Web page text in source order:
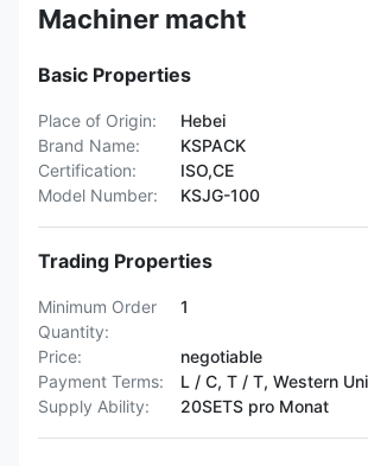
Machiner macht
Basic Properties
Place of Origin:
Hebei
Brand Name:
KSPACK
Certification:
ISO,CE
Model Number:
KSJG-100
Trading Properties
Minimum Order
Quantity:
1
Price:
negotiable
Payment Terms:
L / C, T / T, Western
Supply Ability:
20SETS pro Monat